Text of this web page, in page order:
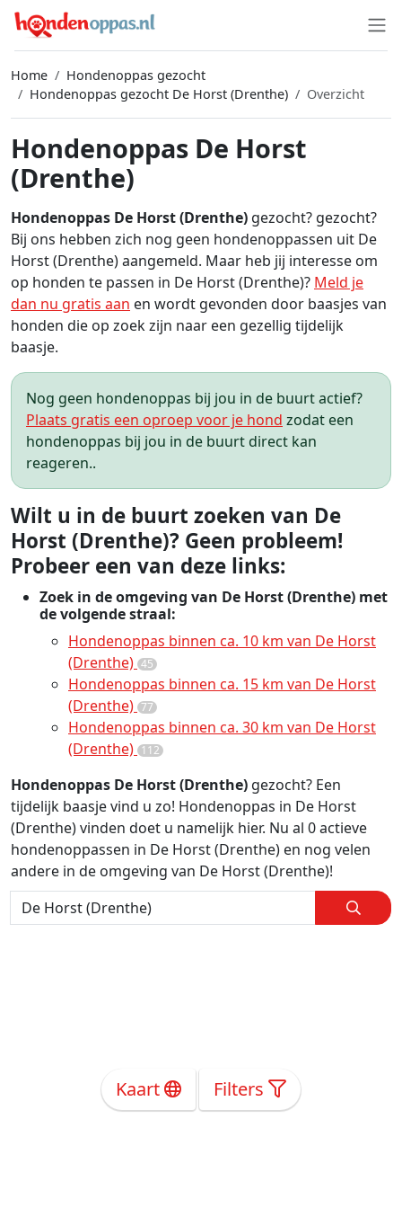
Home
Hondenoppas gezocht
Hondenoppas gezocht De Horst (Drenthe)
Overzicht
Hondenoppas De Horst
(Drenthe)
Hondenoppas De Horst (Drenthe) gezocht? gezocht?
Bij ons hebben zich nog geen hondenoppassen uit De
Horst (Drenthe) aangemeld. Maar heb jij interesse om
op honden te passen in De Horst (Drenthe)? Meld je
dan nu gratis aan en wordt gevonden door baasjes van
honden die op zoek zijn naar een gezellig tijdelijk
baasje.
Nog geen hondenoppas bij jou in de buurt actief?
Plaats gratis een oproep voor je hond zodat een
hondenoppas bij jou in de buurt direct kan
reageren..
Wilt u in de buurt zoeken van De
Horst (Drenthe)? Geen probleem!
Probeer een van deze links:
Zoek in de omgeving van De Horst (Drenthe) met
de volgende straal:
Hondenoppas binnen ca. 10 km van De Horst
(Drenthe) 45
Hondenoppas binnen ca. 15 km van De Horst
(Drenthe) 77
Hondenoppas binnen ca. 30 km van De Horst
(Drenthe) 112
Hondenoppas De Horst (Drenthe) gezocht? Een
tijdelijk baasje vind u zo! Hondenoppas in De Horst
(Drenthe) vinden doet u namelijk hier. Nu al 0 actieve
hondenoppassen in De Horst (Drenthe) en nog velen
andere in de omgeving van De Horst (Drenthe)!
Kaart Filters